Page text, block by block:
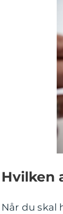
Hvilken
Når du skal